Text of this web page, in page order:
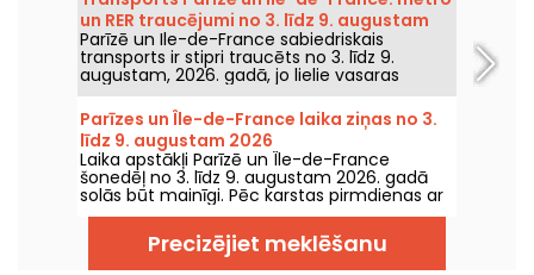
un RER traucējumi no 3. līdz 9. augustam
2026
Parīzē un Ile-de-France sabiedriskais
transports ir stipri traucēts no 3. līdz 9.
augustam, 2026. gadā, jo lielie vasaras
remontdarbi smagi ietekmē dažas līnijas,
saskaņā ar RATP un SNCF.
Parīzes un Île-de-France laika ziņas no 3.
līdz 9. augustam 2026
Laika apstākļi Parīzē un Île-de-France
šonedēļ no 3. līdz 9. augustam 2026. gadā
solās būt mainīgi. Pēc karstas pirmdienas ar
risku pērkona negaisu temperatūra
pakāpeniski pazemināsies, pirms nedēļas
nogalē atgriezīsies siltāks un saulaināks laiks.
Precizējiet meklēšanu